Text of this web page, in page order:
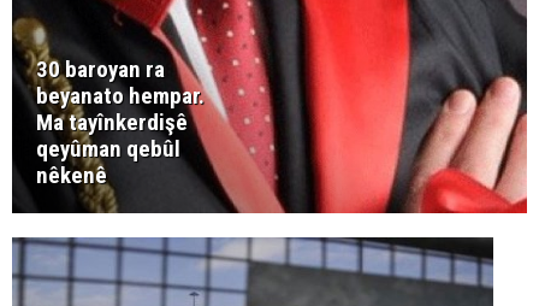
30 baroyan ra
beyanato hempar.
Ma tayînkerdişê
qeyûman qebûl
nêkenê